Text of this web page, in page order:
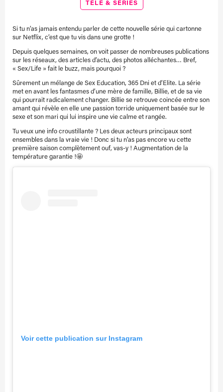
TÉLÉ & SÉRIES
Si tu n’as jamais entendu parler de cette nouvelle série qui cartonne
sur Netflix, c’est que tu vis dans une grotte !
Depuis quelques semaines, on voit passer de nombreuses publications
sur les réseaux, des articles d’actu, des photos alléchantes… Bref,
« Sex/Life » fait le buzz, mais pourquoi ?
Sûrement un mélange de Sex Education, 365 Dni et d’Elite. La série
met en avant les fantasmes d’une mère de famille, Billie, et de sa vie
qui pourrait radicalement changer. Billie se retrouve coincée entre son
amant qui révèle en elle une passion torride uniquement basée sur le
sexe et son mari qui lui inspire une vie calme et rangée.
Tu veux une info croustillante ? Les deux acteurs principaux sont
ensembles dans la vraie vie ! Donc si tu n’as pas encore vu cette
première saison complètement ouf, vas-y ! Augmentation de la
température garantie !🤩
Voir cette publication sur Instagram